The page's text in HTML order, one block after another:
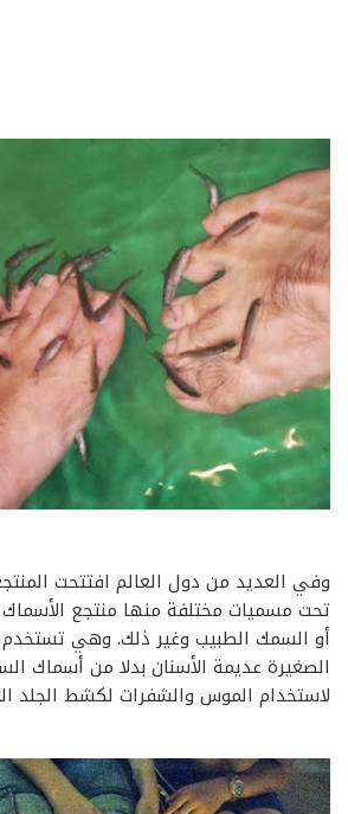
وفي العديد من دول العالم افتتحت
تحت مسميات مختلفة منها منتجع الأسماك
أو السمك الطبيب وغير ذلك. وهي تستخدم
الصغيرة عديمة الأسنان بدلا من أسماك
لاستخدام الموس والشفرات لكشط الجلد